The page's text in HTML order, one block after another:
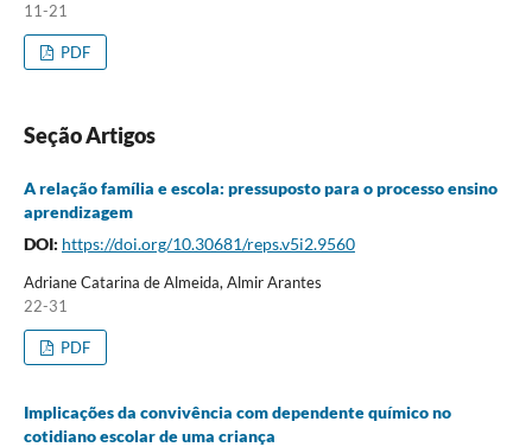
11-21
PDF
Seção Artigos
A relação família e escola: pressuposto para o processo ensino
aprendizagem
DOI: https://doi.org/10.30681/reps.v5i2.9560
Adriane Catarina de Almeida, Almir Arantes
22-31
PDF
Implicações da convivência com dependente químico no
cotidiano escolar de uma criança